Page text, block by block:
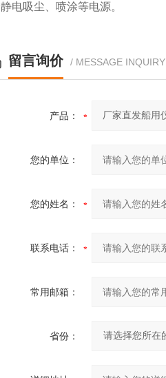
静电吸尘、喷涂等电源。
留言询价 / MESSAGE INQUIRY
产品：
您的单位：
您的姓名：
联系电话：
常用邮箱：
省份：